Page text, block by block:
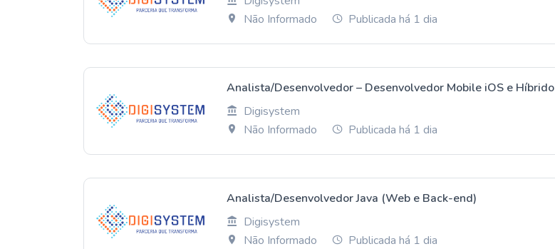
Não Informado
Publicada há 1 dia
Analista/Desenvolvedor – Desenvolvedor Mobile iOS e Híbrido
Digisystem
Não Informado
Publicada há 1 dia
Analista/Desenvolvedor Java (Web e Back-end)
Digisystem
Não Informado
Publicada há 1 dia